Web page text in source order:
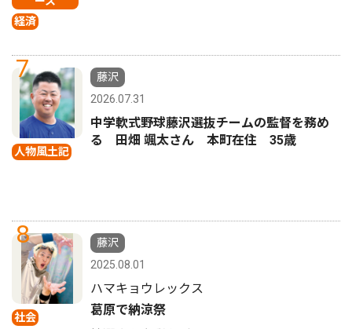
経済
7
人物風土記
藤沢
2026.07.31
中学軟式野球藤沢選抜チームの監督を務め
る 田畑 颯太さん 本町在住 35歳
8
社会
藤沢
2025.08.01
ハマキョウレックス
葛原で納涼祭